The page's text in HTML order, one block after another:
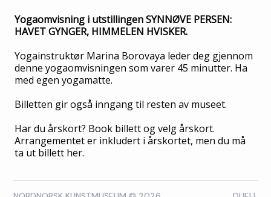
Yogaomvisning i utstillingen SYNNØVE PERSEN:
HAVET GYNGER, HIMMELEN HVISKER.
Yogainstruktør Marina Borovaya leder deg gjennom
denne yogaomvisningen som varer 45 minutter. Ha
med egen yogamatte.
Billetten gir også inngang til resten av museet.
Har du årskort? Book billett og velg årskort.
Arrangementet er inkludert i årskortet, men du må
ta ut billett her.